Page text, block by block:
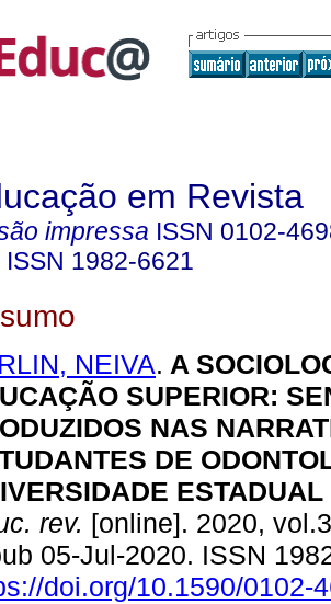
em Revista
impressa ISSN 0102-
ISSN 1982-6621
NEIVA. A
SUPERIOR:
NAS
DE
rev. [online]. 2020,
05-Jul-2020. ISSN
doi.org/10.1590/0102-